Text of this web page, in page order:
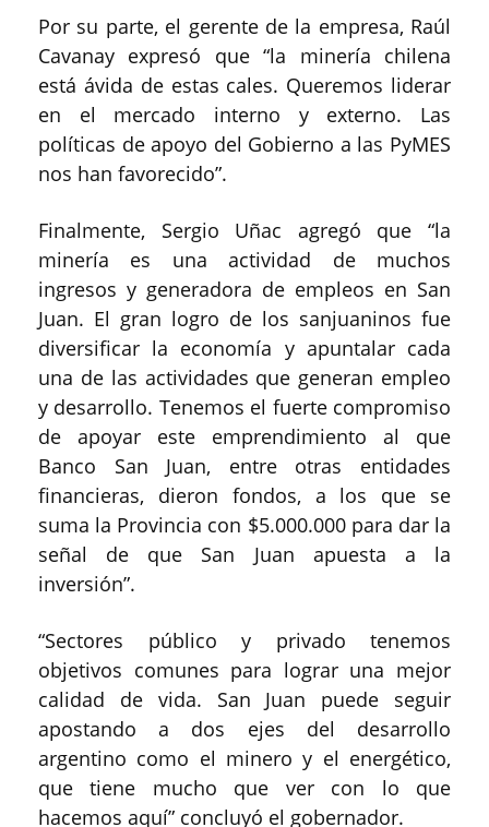
Por su parte, el gerente de la empresa, Raúl
Cavanay expresó que “la minería chilena
está ávida de estas cales. Queremos liderar
en el mercado interno y externo. Las
políticas de apoyo del Gobierno a las PyMES
nos han favorecido”.
Finalmente, Sergio Uñac agregó que “la
minería es una actividad de muchos
ingresos y generadora de empleos en San
Juan. El gran logro de los sanjuaninos fue
diversificar la economía y apuntalar cada
una de las actividades que generan empleo
y desarrollo. Tenemos el fuerte compromiso
de apoyar este emprendimiento al que
Banco San Juan, entre otras entidades
financieras, dieron fondos, a los que se
suma la Provincia con $5.000.000 para dar la
señal de que San Juan apuesta a la
inversión”.
“Sectores público y privado tenemos
objetivos comunes para lograr una mejor
calidad de vida. San Juan puede seguir
apostando a dos ejes del desarrollo
argentino como el minero y el energético,
que tiene mucho que ver con lo que
hacemos aquí” concluyó el gobernador.